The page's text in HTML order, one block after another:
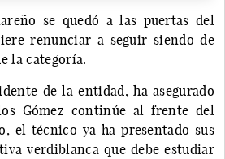
se quedó a las puertas del
renunciar a seguir siendo de
la categoría.
de la entidad, ha asegurado
Gómez continúe al frente del
el técnico ya ha presentado sus
verdiblanca que debe estudiar